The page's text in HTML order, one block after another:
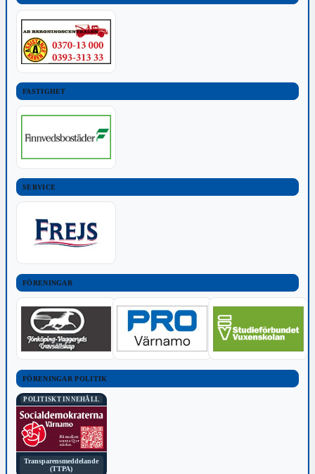
FASTIGHET
SERVICE
FÖRENINGAR
FÖRENINGAR POLITIK
POLITISKT INNEHÅLL
Transparensmeddelande
(TTPA)